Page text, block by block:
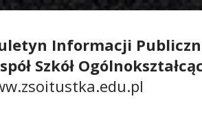
Informacji
Szkół